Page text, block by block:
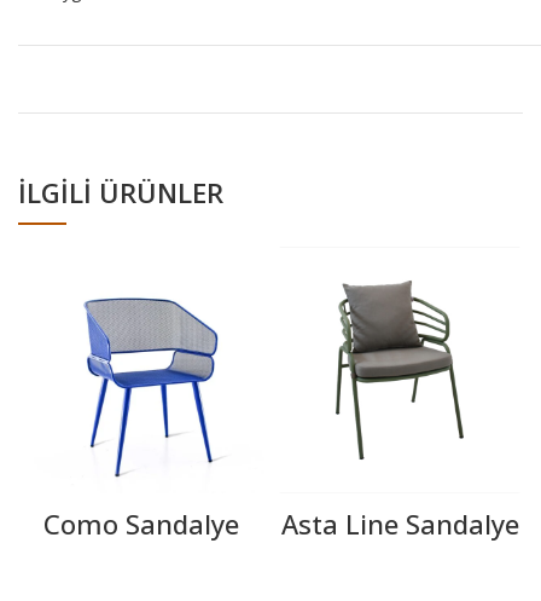
İLGILI ÜRÜNLER
Como Sandalye Asta Line Sandalye